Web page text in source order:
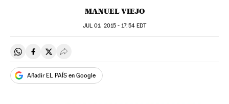
MANUEL VIEJO
JUL 01, 2015 - 17:54EDT
Compartir en Whatsapp
Compartir en Facebook
Compartir en Twitter
Desplegar Redes Sociales
Añadir EL PAÍS en Google